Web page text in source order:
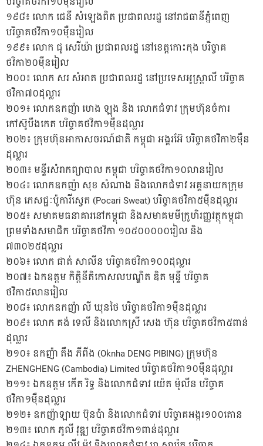
១៩៨៖ លោក ជេនី សំឡេងពិត ប្រជាពលរដ្ឋ នៅរាជធានីភ្នំពេញ
បរិច្ចាគថវិកា១០ម៉ឺនរៀល
១៩៩៖ លោក ជូ សេរីយ៉ា ប្រជាពលរដ្ឋ នៅខេត្តកោះកុង បរិច្ចាគ
ថវិកា២០ម៉ឺនរៀល
២០០៖ លោក សរ សំអាត ប្រជាពលរដ្ឋ នៅប្រទេសអូស្ត្រាលី បរិច្ចាគ
ថវិកា៧០ដុល្លារ
២០១៖ លោកឧកញ៉ា ហេង ឡុង និង លោកជំទាវ ក្រុមហ៊ុនចំការ
កៅស៊ូបឹងកេត បរិច្ចាគថវិកា១ម៉ឺនដុល្លារ
២០២៖ ក្រុមហ៊ុនអាកាសចរណ៍ជាតិ កម្ពុជា អង្គរអ៊ែ បរិច្ចាគថវិកា២ម៉ឺន
ដុល្លារ
២០៣៖ មន្ទីរសំរាកព្យាបាល កម្ពុជា បរិច្ចាគថវិកា១០លានរៀល
២០៤៖ លោកឧកញ៉ា សុខ សំណាង និងលោកជំទាវ អគ្គនាយកក្រុម
ហ៊ុន ភេសជ្ជៈប៉ូការីស្វេត (Pocari Sweat) បរិច្ចាគថវិកា៥ម៉ឺនដុល្លារ
២០៥៖ សមាគមធនាគារនៅកម្ពុជា និងសមាគមមីក្រូហិរញ្ញវត្ថុកម្ពុជា
ព្រមទាំងសមាជិក បរិច្ចាគថវិកា ១០៥០០០០០រៀល និង
៧៣០២៥ដុល្លារ
២០៦៖ លោក ផាត់ សាលីន បរិច្ចាគថវិកា១០០ដុល្លារ
២០៧៖ ឯកឧត្ដម កិត្តិនីតិកោសលបណ្ឌិត ឌិត មុន្ទី បរិច្ចាគ
ថវិកា៥លានរៀល
២០៨៖ លោកឧកញ៉ា លី ឃុនថៃ បរិច្ចាគថវិកា១ម៉ឺនដុល្លារ
២០៩៖ លោក គង់ ទេលី និងលោកស្រី សេង ហ៊ុន បរិច្ចាគថវិកា៥ពាន់
ដុល្លារ
២១០៖ ឧកញ៉ា តឹង ភីពីង (Oknha DENG PIBING) ក្រុមហ៊ុន
ZHENGHENG (Cambodia) Limited បរិច្ចាគថវិកា១០ម៉ឺនដុល្លារ
២១១៖ ឯកឧត្ដម កើត រិទ្ធ និងលោកជំទាវ យ៉េត ម៉ូលីន បរិច្ចាគ
ថវិកា១ម៉ឺនដុល្លារ
២១២៖ ឧកញ៉ាឡាយ ប៊ុនប៉ា និងលោកជំទាវ បរិច្ចាគអង្ករ១០០តោន
២១៣៖ លោក ភូលី វុឌ្ឍ បរិច្ចាគថវិកា១ពាន់ដុល្លារ